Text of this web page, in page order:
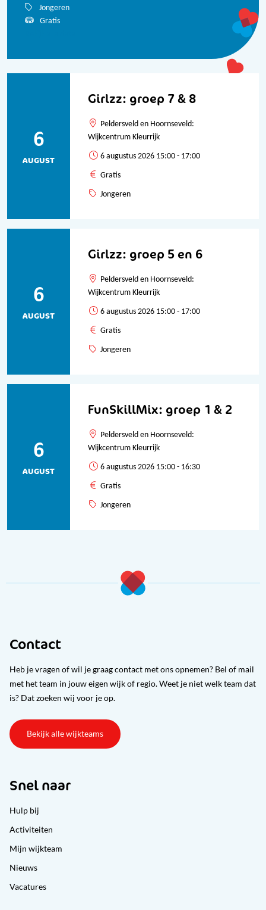
Jongeren
Gratis
Girlzz: groep 7 & 8
6
AUGUST
Peldersveld en Hoornseveld:
Wijkcentrum Kleurrijk
6 augustus 2026 15:00 - 17:00
Gratis
Jongeren
Girlzz: groep 5 en 6
6
AUGUST
Peldersveld en Hoornseveld:
Wijkcentrum Kleurrijk
6 augustus 2026 15:00 - 17:00
Gratis
Jongeren
FunSkillMix: groep 1 & 2
6
AUGUST
Peldersveld en Hoornseveld:
Wijkcentrum Kleurrijk
6 augustus 2026 15:00 - 16:30
Gratis
Jongeren
Contact
Heb je vragen of wil je graag contact met ons opnemen? Bel of mail
met het team in jouw eigen wijk of regio. Weet je niet welk team dat
is? Dat zoeken wij voor je op.
Bekijk alle wijkteams
Snel naar
Hulp bij
Activiteiten
Mijn wijkteam
Nieuws
Vacatures